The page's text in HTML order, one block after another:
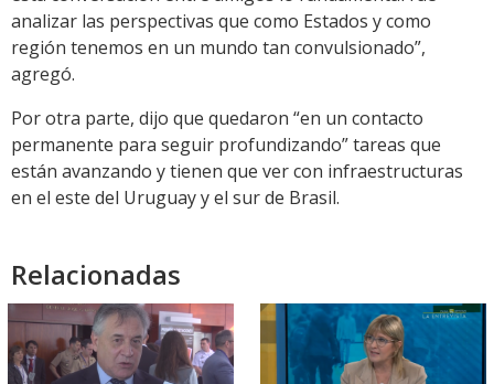
analizar las perspectivas que como Estados y como
región tenemos en un mundo tan convulsionado”,
agregó.
Por otra parte, dijo que quedaron “en un contacto
permanente para seguir profundizando” tareas que
están avanzando y tienen que ver con infraestructuras
en el este del Uruguay y el sur de Brasil.
Relacionadas